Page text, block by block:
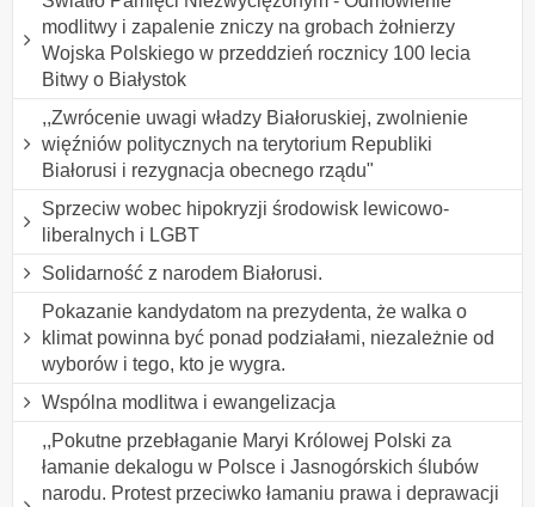
modlitwy i zapalenie zniczy na grobach żołnierzy
Wojska Polskiego w przeddzień rocznicy 100 lecia
Bitwy o Białystok
,,Zwrócenie uwagi władzy Białoruskiej, zwolnienie
więźniów politycznych na terytorium Republiki
Białorusi i rezygnacja obecnego rządu"
Sprzeciw wobec hipokryzji środowisk lewicowo-
liberalnych i LGBT
Solidarność z narodem Białorusi.
Pokazanie kandydatom na prezydenta, że walka o
klimat powinna być ponad podziałami, niezależnie od
wyborów i tego, kto je wygra.
Wspólna modlitwa i ewangelizacja
,,Pokutne przebłaganie Maryi Królowej Polski za
łamanie dekalogu w Polsce i Jasnogórskich ślubów
narodu. Protest przeciwko łamaniu prawa i deprawacji